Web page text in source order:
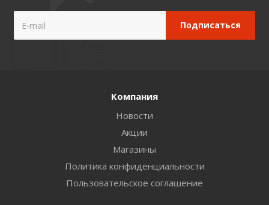
Компания
Новости
Акции
Магазины
Политика конфиденциальности
Пользовательское соглашение